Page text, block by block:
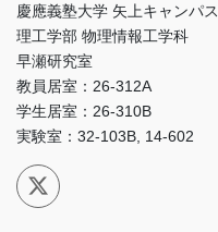
慶應義塾大学 矢上キャンパス
理工学部 物理情報工学科
早瀬研究室
教員居室：26-312A
学生居室：26-310B
実験室：32-103B, 14-602